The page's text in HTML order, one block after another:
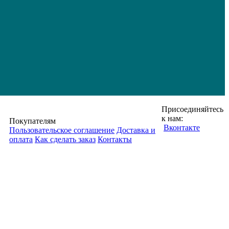
Покупателям
Пользовательское соглашение Доставка и
оплата Как сделать заказ Контакты
Присоединяйтесь
к нам:
Вконтакте